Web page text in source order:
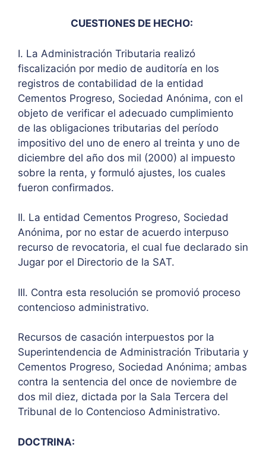
CUESTIONES DE HECHO:
I. La Administración Tributaria realizó
fiscalización por medio de auditoría en los
registros de contabilidad de la entidad
Cementos Progreso, Sociedad Anónima, con el
objeto de verificar el adecuado cumplimiento
de las obligaciones tributarias del período
impositivo del uno de enero al treinta y uno de
diciembre del año dos mil (2000) al impuesto
sobre la renta, y formuló ajustes, los cuales
fueron confirmados.
II. La entidad Cementos Progreso, Sociedad
Anónima, por no estar de acuerdo interpuso
recurso de revocatoria, el cual fue declarado sin
Jugar por el Directorio de la SAT.
III. Contra esta resolución se promovió proceso
contencioso administrativo.
Recursos de casación interpuestos por la
Superintendencia de Administración Tributaria y
Cementos Progreso, Sociedad Anónima; ambas
contra la sentencia del once de noviembre de
dos mil diez, dictada por la Sala Tercera del
Tribunal de lo Contencioso Administrativo.
DOCTRINA: